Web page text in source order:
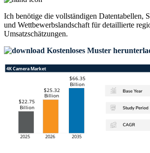
Ich benötige die vollständigen Datentabellen,
und Wettbewerbslandschaft für detaillierte
Umsatzschätzungen.
Kostenloses Muster